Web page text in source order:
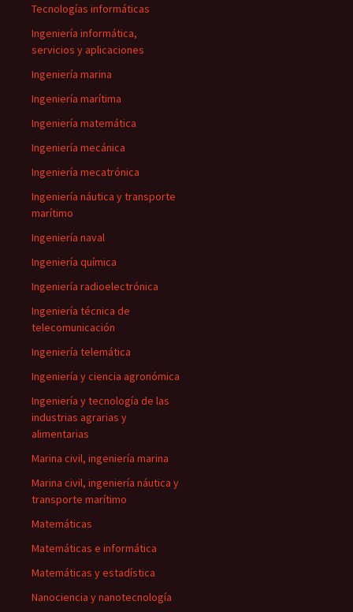
Tecnologías informáticas
Ingeniería informática,
servicios y aplicaciones
Ingeniería marina
Ingeniería marítima
Ingeniería matemática
Ingeniería mecánica
Ingeniería mecatrónica
Ingeniería náutica y transporte
marítimo
Ingeniería naval
Ingeniería química
Ingeniería radioelectrónica
Ingeniería técnica de
telecomunicación
Ingeniería telemática
Ingeniería y ciencia agronómica
Ingeniería y tecnología de las
industrias agrarias y
alimentarias
Marina civil, ingeniería marina
Marina civil, ingeniería náutica y
transporte marítimo
Matemáticas
Matemáticas e informática
Matemáticas y estadística
Nanociencia y nanotecnología